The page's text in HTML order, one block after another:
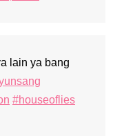
lain ya bang
#houseoflies